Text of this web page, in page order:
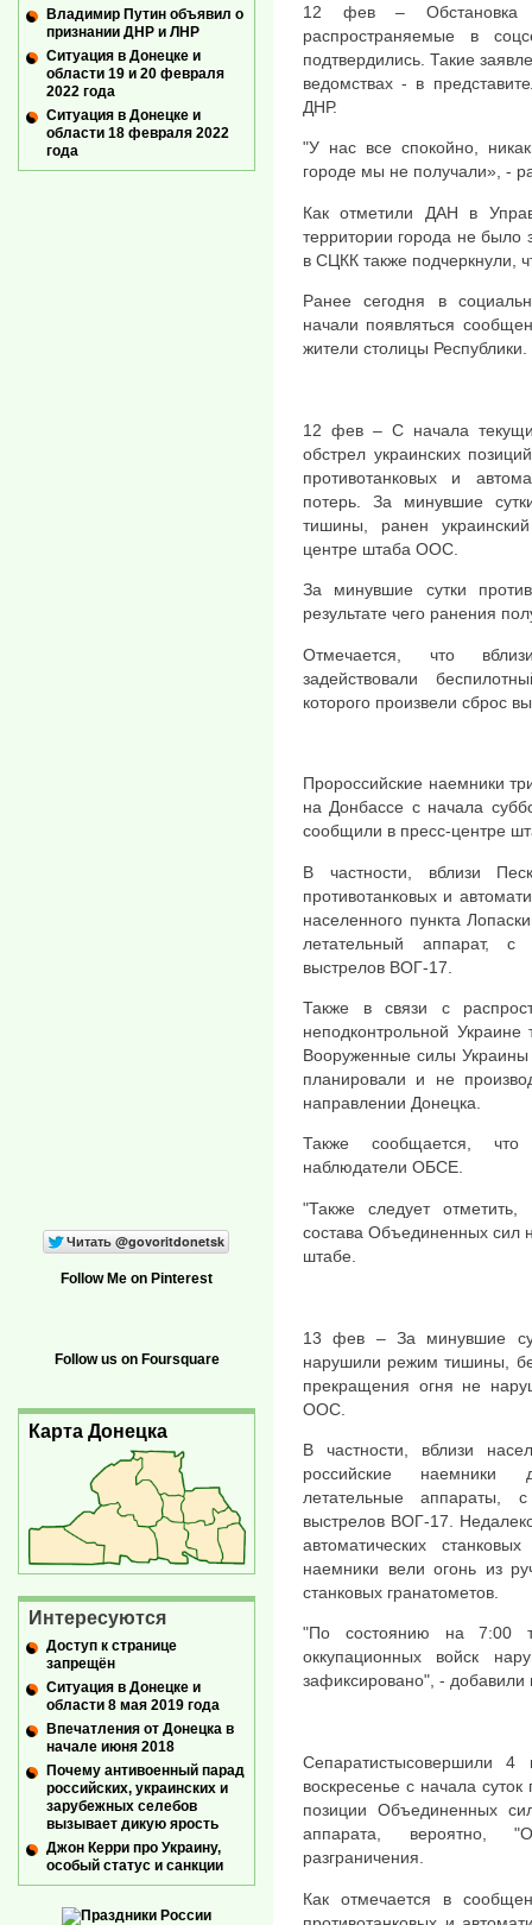
12 фев – Обстановка
распространяемые в
подтвердились. Такие
ведомствах - в
ДНР.
"У нас все спокойно,
городе мы не получали», -
Как отметили ДАН в
территории города не было
в СЦКК также подчеркнули,
Ранее сегодня в
начали появляться
жители столицы Республики.
12 фев – С начала
обстрел украинских
противотанковых и
потерь. За минувшие
тишины, ранен
центре штаба ООС.
За минувшие сутки
результате чего ранения
Отмечается, что
задействовали
которого произвели сброс
Пророссийские наемники
на Донбассе с начала
сообщили в пресс-центре
В частности, вблизи
противотанковых и
населенного пункта
летательный аппарат,
выстрелов ВОГ-17.
Также в связи с
неподконтрольной
Вооруженные силы
планировали и не
направлении Донецка.
Также сообщается,
наблюдатели ОБСЕ.
"Также следует отметить,
состава Объединенных сил
штабе.
13 фев – За минувшие
нарушили режим тишины,
прекращения огня не
ООС.
В частности, вблизи
российские наемники
летательные аппараты,
выстрелов ВОГ-17.
автоматических
наемники вели огонь из
станковых гранатометов.
"По состоянию на 7:00
оккупационных войск
зафиксировано", - добавили
Сепаратистысовершили 4
воскресенье с начала
позиции Объединенных
аппарата, вероятно,
разграничения.
Как отмечается в
Владимир Путин объявил о
признании ДНР и ЛНР
Ситуация в Донецке и
области 19 и 20 февраля
2022 года
Ситуация в Донецке и
области 18 февраля 2022
года
Follow Me on Pinterest
Follow us on Foursquare
Карта Донецка
Интересуются
Доступ к странице
запрещён
Ситуация в Донецке и
области 8 мая 2019 года
Впечатления от Донецка в
начале июня 2018
Почему антивоенный парад
российских, украинских и
зарубежных селебов
вызывает дикую ярость
Джон Керри про Украину,
особый статус и санкции